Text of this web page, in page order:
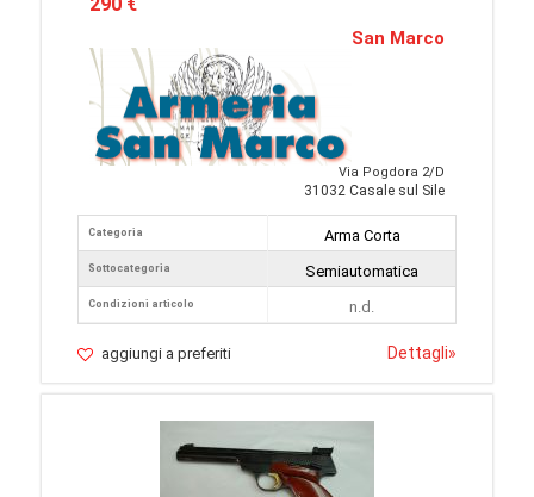
San Marco
Via Pogdora 2/D
31032 Casale sul Sile
Categoria
Sottocategoria
Condizioni articolo
Arma Corta
Semiautomatica
n.d.
aggiungi a preferiti Dettagli»